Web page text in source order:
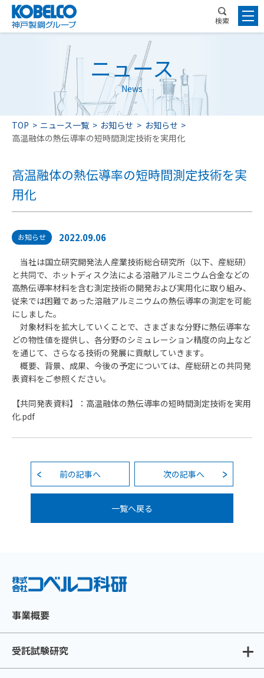
検索
ニュース
News
TOP ニュース一覧 お知らせ
お知らせ
高温融体の熱伝導率の短時間測定技術を実用化
高温融体の熱伝導率の短時間測定技術を実
用化
お知らせ 2022.09.06
当社は国立研究開発法人産業技術総合研究所（以下、産総研）
と共同で、ホットディスク法による溶融アルミニウム合金などの
高熱伝導率材料を含む測定技術の開発および実用化に取り組み、
従来では困難であった溶融アルミニウムの熱伝導率の測定を可能
にしました。
対象材料を拡大していくことで、さまざまな分野に熱伝導率な
どの物性値を提供し、各分野のシミュレーション精度の向上など
を通じて、さらなる技術の発展に貢献していきます。
概要、背景、成果、今後の予定については、産総研との共同発
表資料をご参照ください。
【共同発表資料】：高温融体の熱伝導率の短時間測定技術を実用
化.pdf
前の記事へ 次の記事へ
一覧へ戻る
事業概要
受託試験研究